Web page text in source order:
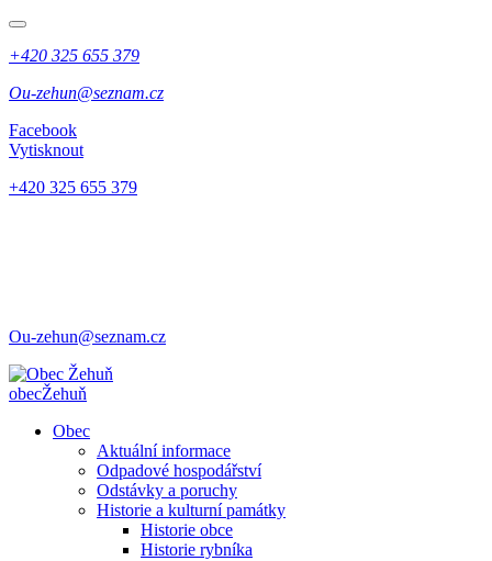
+420 325 655 379
Ou-zehun@seznam.cz
Facebook
Vytisknout
+420 325 655 379
Ou-zehun@seznam.cz
obecŽehuň
Obec
Aktuální informace
Odpadové hospodářství
Odstávky a poruchy
Historie a kulturní památky
Historie obce
Historie rybníka